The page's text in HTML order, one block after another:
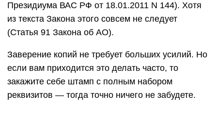
Президиума ВАС РФ от 18.01.2011 N 144). Хотя
из текста Закона этого совсем не следует
(Статья 91 Закона об АО).
Заверение копий не требует больших усилий. Но
если вам приходится это делать часто, то
закажите себе штамп с полным набором
реквизитов — тогда точно ничего не забудете.